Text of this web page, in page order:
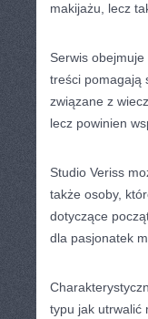
makijażu, lecz
Serwis
treści pomagają
związane z
lecz powinien
Studio Veriss
także osoby,
dotyczące
dla pasjonatek
typu jak utrwalić